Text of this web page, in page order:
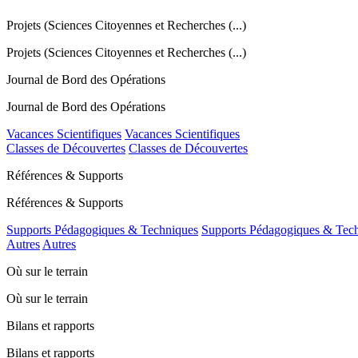
Projets (Sciences Citoyennes et Recherches (...)
Projets (Sciences Citoyennes et Recherches (...)
Journal de Bord des Opérations
Journal de Bord des Opérations
Vacances Scientifiques Vacances Scientifiques
Classes de Découvertes Classes de Découvertes
Références & Supports
Références & Supports
Supports Pédagogiques & Techniques Supports Pédagogiques &
Autres Autres
Où sur le terrain
Où sur le terrain
Bilans et rapports
Bilans et rapports